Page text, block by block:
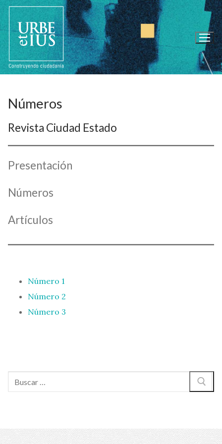
contenido
Números
Revista Ciudad Estado
Presentación
Números
Artículos
Número 1
Número 2
Número 3